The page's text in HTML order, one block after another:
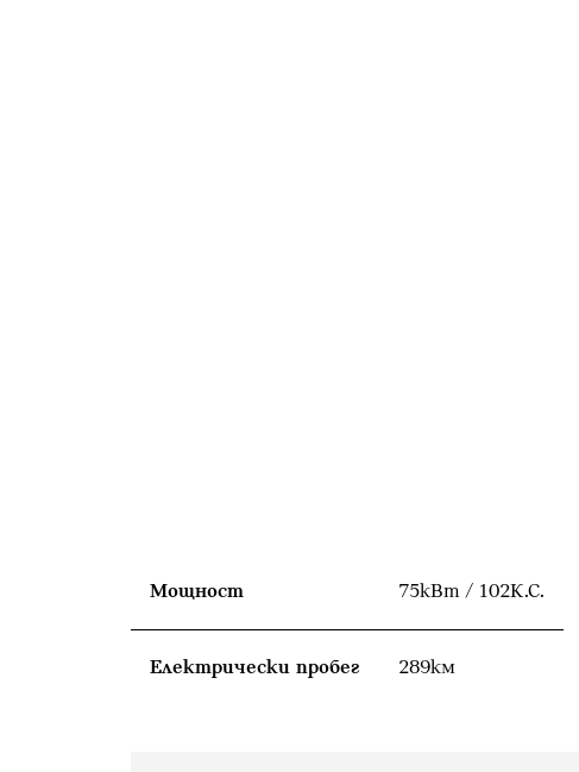
Мощност 75кВт / 102К.С.
Eлектрически пробег 289км